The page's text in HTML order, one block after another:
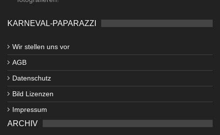
KARNEVAL-PAPARAZZI
Wir stellen uns vor
AGB
Datenschutz
Bild Lizenzen
Impressum
ARCHIV